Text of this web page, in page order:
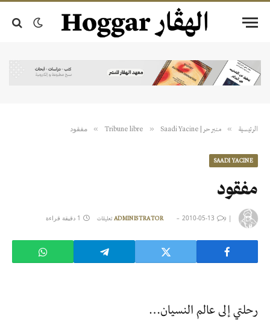
الرئيسية » منبر حر | Tribune libre » Saadi Yacine
» مفقود
SAADI YACINE
مفقود
|
ADMINISTRATOR 2010-05-13 9 تعليقات 1 دقيقة قراءة
رحلتي إلى عالم النسيان…